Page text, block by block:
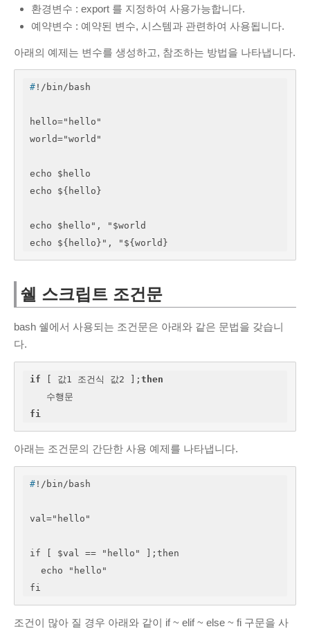
환경변수 : export 를 지정하여 사용가능합니다.
예약변수 : 예약된 변수, 시스템과 관련하여 사용됩니다.
아래의 예제는 변수를 생성하고, 참조하는 방법을 나타냅니다.
# !/bin/bash
hello="hello"
world="world"
echo $hello
echo ${hello}
echo $hello", "$world
echo ${hello}", "${world}
쉘 스크립트 조건문
bash 쉘에서 사용되는 조건문은 아래와 같은 문법을 갖습니
다.
if [ 값1 조건식 값2 ]; then
fi
아래는 조건문의 간단한 사용 예제를 나타냅니다.
# !/bin/bash
val="hello"
if [ $val == "hello" ];then
fi
조건이 많아 질 경우 아래와 같이 if ~ elif ~ else ~ fi 구문을 사